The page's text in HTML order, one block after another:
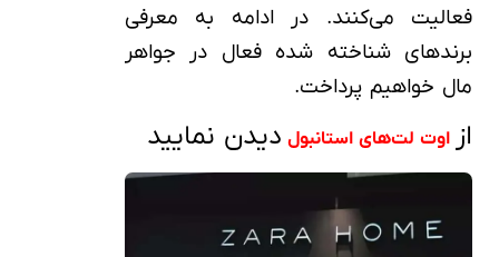
فعالیت می‌کنند. در ادامه به معرفی
برندهای شناخته شده فعال در جواهر
مال خواهیم پرداخت.
از اوت لت‌های استانبول دیدن نمایید